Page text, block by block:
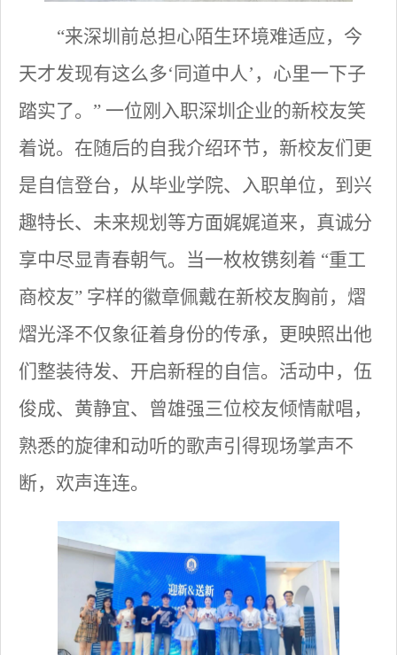
“来深圳前总担心陌生环境难适应，今
天才发现有这么多‘同道中人’，心里一下子
踏实了。” 一位刚入职深圳企业的新校友笑
着说。在随后的自我介绍环节，新校友们更
是自信登台，从毕业学院、入职单位，到兴
趣特长、未来规划等方面娓娓道来，真诚分
享中尽显青春朝气。当一枚枚镌刻着 “重工
商校友” 字样的徽章佩戴在新校友胸前，熠
熠光泽不仅象征着身份的传承，更映照出他
们整装待发、开启新程的自信。活动中，伍
俊成、黄静宜、曾雄强三位校友倾情献唱，
熟悉的旋律和动听的歌声引得现场掌声不
断，欢声连连。